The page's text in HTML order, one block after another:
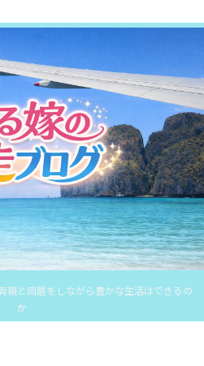
親と同居をしながら豊かな生活はできるの
か